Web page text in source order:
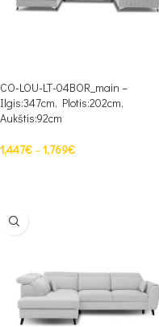
CO-LOU-LT-04BOR_main –
Ilgis:347cm, Plotis:202cm,
Aukštis:92cm
1,447€–1,769€